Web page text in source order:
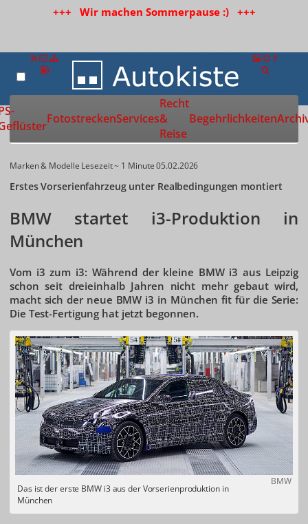
+++ Wir machen Sommerpause :) +++
Zur Startseite
FotostreckenServices
Recht
&
Reise
Begehrlichkeiten
Marken & Modelle Lesezeit ~ 1 Minute05.02.2026
Erstes Vorserienfahrzeug unter Realbedingungen montiert
BMW startet i3-Produktion in
München
Vom i3 zum i3: Während der kleine BMW i3 aus Leipzig
schon seit dreieinhalb Jahren nicht mehr gebaut wird,
macht sich der neue BMW i3 in München fit für die Serie:
Die Test-Fertigung hat jetzt begonnen.
BMW
Das ist der erste BMW i3 aus der Vorserienproduktion in
München